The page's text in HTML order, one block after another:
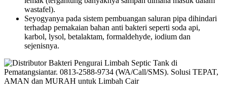
wastafel).
Seyogyanya pada sistem pembuangan saluran pipa dihindari
terhadap pemakaian bahan anti bakteri seperti soda api,
karbol, lysol, betalaktam, formaldehyde, iodium dan
sejenisnya.